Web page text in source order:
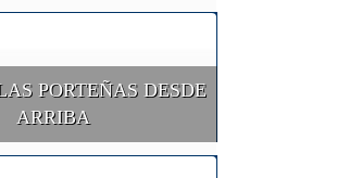
PORTEÑAS DESDE
ARRIBA